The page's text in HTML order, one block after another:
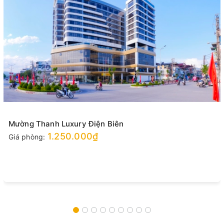
Mường Thanh Luxury Điện Biên
Giá phòng: 1.250.000₫